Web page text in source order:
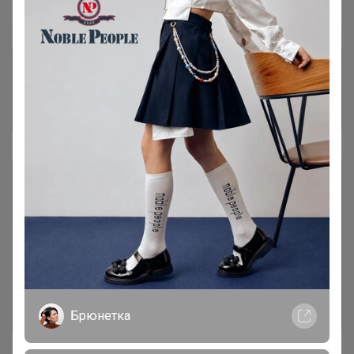
ваша целиком и сразу.
Комментарии к лотам 9.5K
Отзывы участников 25.5K
Условия участия
Ключевые даты
История проведённых выкупов
Брюнетка